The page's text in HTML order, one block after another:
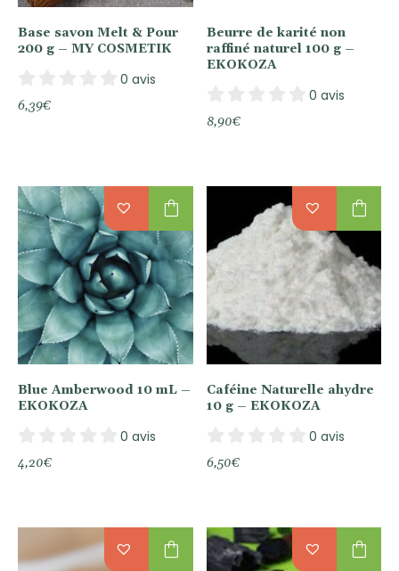
Base savon Melt & Pour
200 g – MY COSMETIK
0 avis
6,39€
Beurre de karité non
raffiné naturel 100 g –
EKOKOZA
0 avis
8,90€
Blue Amberwood 10 mL –
EKOKOZA
0 avis
4,20€
shopping_bag
Caféine Naturelle ahydre
10 g – EKOKOZA
0 avis
6,50€
shopping_bag
shopping_bag shopping_bag